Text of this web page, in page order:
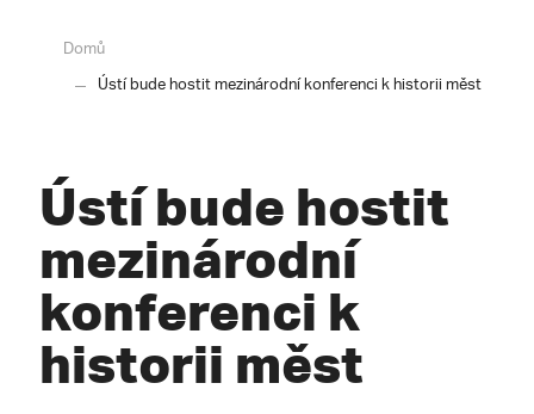
Domů
Ústí bude hostit mezinárodní konferenci k historii měst
Ústí bude hostit
mezinárodní
konferenci k
historii měst